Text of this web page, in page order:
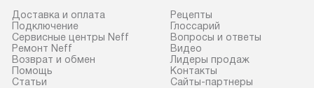
Доставка и оплата
Подключение
Сервисные центры Neff
Ремонт Neff
Возврат и обмен
Помощь
Статьи
Рецепты
Глоссарий
Вопросы и ответы
Видео
Лидеры продаж
Контакты
Сайты-партнеры